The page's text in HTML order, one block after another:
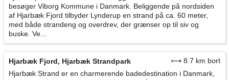
besøger Viborg Kommune i Danmark. Beliggende på nordsiden
af Hjarbæk Fjord tilbyder Lynderup en strand på ca. 60 meter,
med både strandeng og overdrev, der grænser op til siv og
buske. Ve...
Hjarbæk Fjord, Hjarbæk Strandpark
⟼ 8.7 km bort
Hjarbæk Strand er en charmerende badedestination i Danmark,